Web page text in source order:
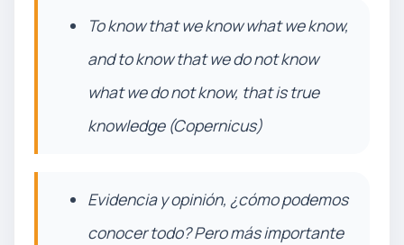
To know that we know what we know,
and to know that we do not know
what we do not know, that is true
knowledge (Copernicus)
Evidencia y opinión, ¿cómo podemos
conocer todo? Pero más importante